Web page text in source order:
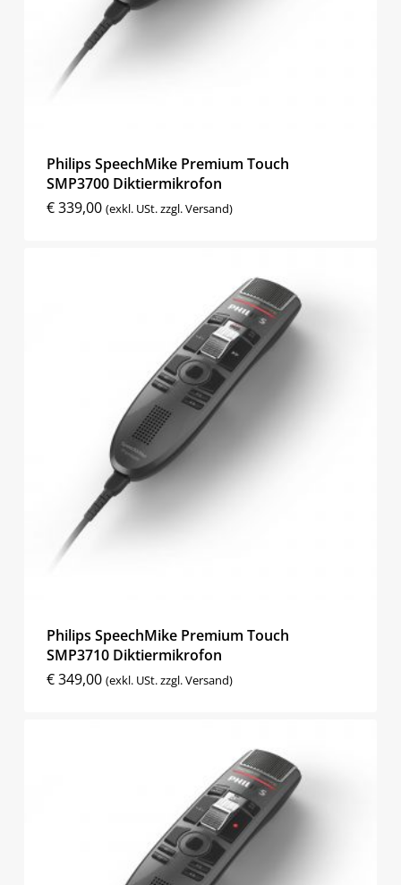
Philips SpeechMike Premium Touch
SMP3700 Diktiermikrofon
€339,00 (exkl. USt. zzgl. Versand)
Philips SpeechMike Premium Touch
SMP3710 Diktiermikrofon
€349,00 (exkl. USt. zzgl. Versand)